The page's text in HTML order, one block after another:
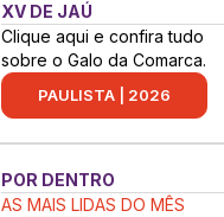
XV DE JAÚ
Clique aqui e confira tudo
sobre o Galo da Comarca.
PAULISTA | 2026
POR DENTRO
AS MAIS LIDAS DO MÊS